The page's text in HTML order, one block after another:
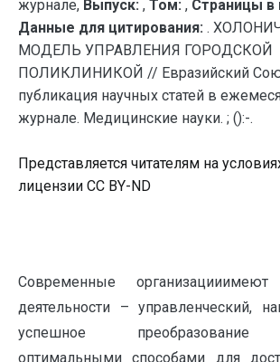
журнале, Выпуск: , Том: , Страницы в
Данные для цитирования: .
МОДЕЛЬ УПРАВЛЕНИЯ ГОРОДСКОЙ
ПОЛИКЛИНИКОЙ // Евразийский
публикация научных статей в
журнале. Медицинские науки. ; ():-.
Представляется читателям на
лицензии CC BY-ND
Современные
деятельности – управленческий,
успешное преобразование
оптимальными способами для